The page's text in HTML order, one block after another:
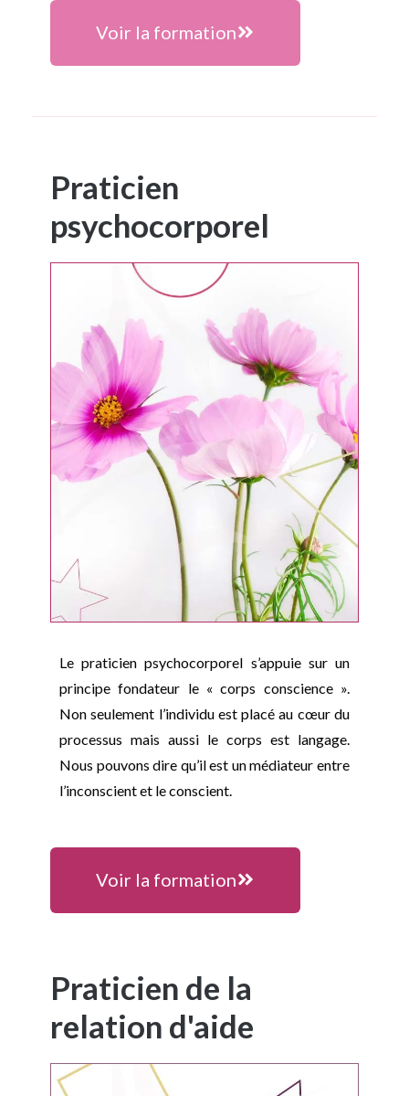
Voir la formation
Praticien
psychocorporel
Le praticien psychocorporel s’appuie sur un
principe fondateur le « corps conscience ».
Non seulement l’individu est placé au cœur du
processus mais aussi le corps est langage.
Nous pouvons dire qu’il est un médiateur entre
l’inconscient et le conscient.
Voir la formation
Praticien de la
relation d'aide